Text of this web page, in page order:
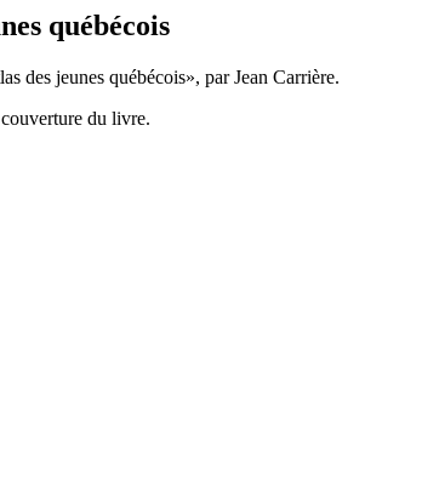
québécois
des jeunes québécois», par Jean Carrière.
du livre.